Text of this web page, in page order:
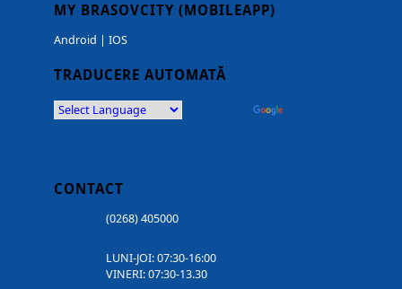
MY BRASOVCITY (MOBILEAPP)
Android | IOS
TRADUCERE AUTOMATĂ
CONTACT
(0268) 405000
LUNI-JOI: 07:30-16:00
VINERI: 07:30-13.30